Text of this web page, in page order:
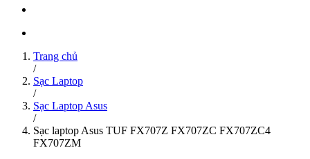
Trang chủ
/
Sạc Laptop
/
Sạc Laptop Asus
/
Sạc laptop Asus TUF FX707Z FX707ZC FX707ZC4
FX707ZM